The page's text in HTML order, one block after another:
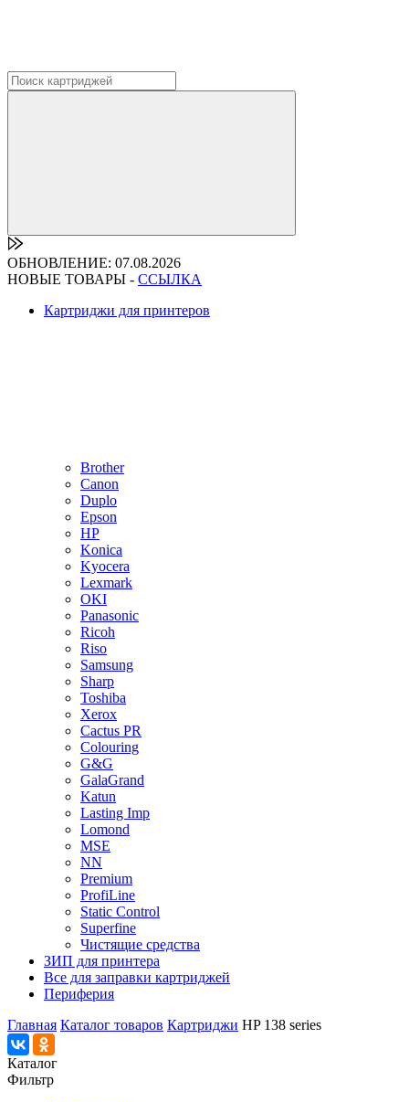
ОБНОВЛЕНИЕ: 07.08.2026
НОВЫЕ ТОВАРЫ - ССЫЛКА
Картриджи для принтеров
Brother
Canon
Duplo
Epson
HP
Konica
Kyocera
Lexmark
OKI
Panasonic
Ricoh
Riso
Samsung
Sharp
Toshiba
Xerox
Cactus PR
Colouring
G&G
GalaGrand
Katun
Lasting Imp
Lomond
MSE
NN
Premium
ProfiLine
Static Control
Superfine
Чистящие средства
ЗИП для принтера
Все для заправки картриджей
Периферия
Главная Каталог товаров Картриджи HP 138 series
Каталог
Фильтр